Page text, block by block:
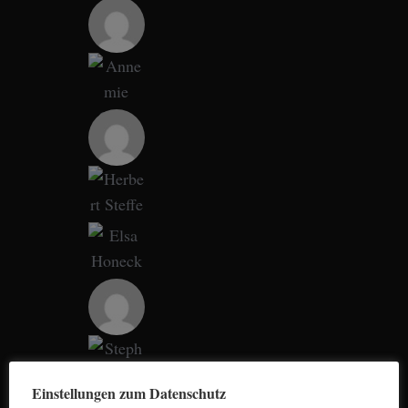
Einstellungen zum Datenschutz